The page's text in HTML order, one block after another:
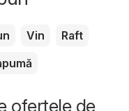
Vin
Raft
ofertele de